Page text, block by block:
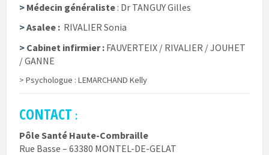
> Médecin généraliste : Dr TANGUY Gilles
>Asalee : RIVALIER Sonia
> Cabinet infirmier : FAUVERTEIX / RIVALIER / JOUHET
/ GANNE
> Psychologue : LEMARCHAND Kelly
CONTACT :
Pôle Santé Haute-Combraille
Rue Basse – 63380 MONTEL-DE-GELAT